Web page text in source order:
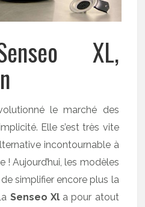
XL,
le marché des
Elle s’est très vite
incontournable à
! Aujourd’hui, les modèles
simplifier encore plus la
Senseo Xla pour atout